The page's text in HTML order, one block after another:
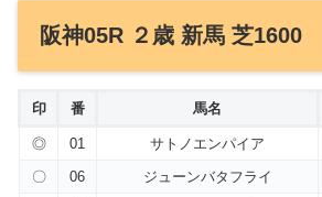
阪神05R ２歳 新馬 芝1600
印 番 馬名
◎ 01 サトノエンパイア
〇
06 ジューンバタフライ